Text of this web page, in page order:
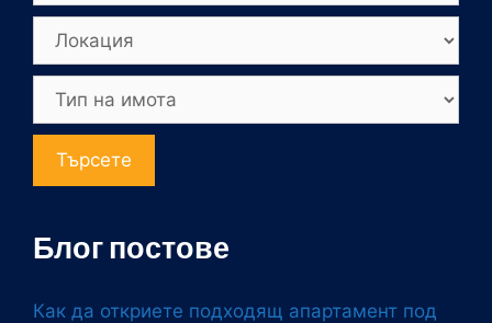
Търсете
Блог постове
Как да откриете подходящ апартамент под